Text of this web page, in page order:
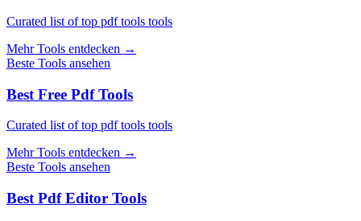
Curated list of top pdf tools tools
Mehr Tools entdecken →
Beste Tools ansehen
Best Free Pdf Tools
Curated list of top pdf tools tools
Mehr Tools entdecken →
Beste Tools ansehen
Best Pdf Editor Tools